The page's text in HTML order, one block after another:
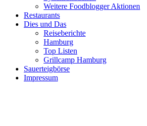
Weitere Foodblogger Aktionen
Restaurants
Dies und Das
Reiseberichte
Hamburg
Top Listen
Grillcamp Hamburg
Sauerteigbörse
Impressum